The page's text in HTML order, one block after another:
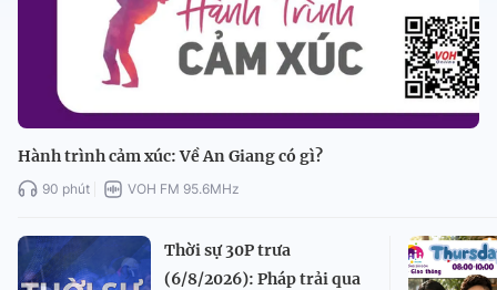
Hành trình cảm xúc: Về An Giang có gì?
90 phút VOH FM 95.6MHz
Thời sự 30P trưa
(6/8/2026): Pháp trải qua